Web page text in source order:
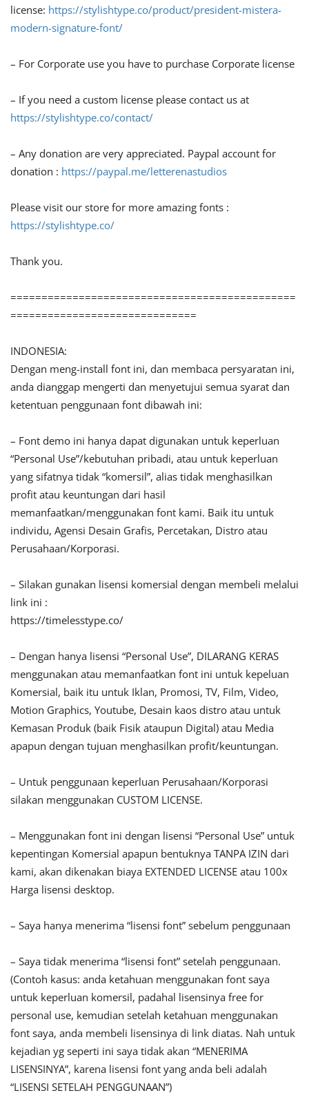
license: https://stylishtype.co/product/president-mistera-
modern-signature-font/
– For Corporate use you have to purchase Corporate license
– If you need a custom license please contact us at
https://stylishtype.co/contact/
– Any donation are very appreciated. Paypal account for
donation : https://paypal.me/letterenastudios
Please visit our store for more amazing fonts :
https://stylishtype.co/
Thank you.
==============================================
==============================
INDONESIA:
Dengan meng-install font ini, dan membaca persyaratan ini,
anda dianggap mengerti dan menyetujui semua syarat dan
ketentuan penggunaan font dibawah ini:
– Font demo ini hanya dapat digunakan untuk keperluan
“Personal Use”/kebutuhan pribadi, atau untuk keperluan
yang sifatnya tidak “komersil”, alias tidak menghasilkan
profit atau keuntungan dari hasil
memanfaatkan/menggunakan font kami. Baik itu untuk
individu, Agensi Desain Grafis, Percetakan, Distro atau
Perusahaan/Korporasi.
– Silakan gunakan lisensi komersial dengan membeli melalui
link ini :
https://timelesstype.co/
– Dengan hanya lisensi “Personal Use”, DILARANG KERAS
menggunakan atau memanfaatkan font ini untuk kepeluan
Komersial, baik itu untuk Iklan, Promosi, TV, Film, Video,
Motion Graphics, Youtube, Desain kaos distro atau untuk
Kemasan Produk (baik Fisik ataupun Digital) atau Media
apapun dengan tujuan menghasilkan profit/keuntungan.
– Untuk penggunaan keperluan Perusahaan/Korporasi
silakan menggunakan CUSTOM LICENSE.
– Menggunakan font ini dengan lisensi “Personal Use” untuk
kepentingan Komersial apapun bentuknya TANPA IZIN dari
kami, akan dikenakan biaya EXTENDED LICENSE atau 100x
Harga lisensi desktop.
– Saya hanya menerima “lisensi font” sebelum penggunaan
– Saya tidak menerima “lisensi font” setelah penggunaan.
(Contoh kasus: anda ketahuan menggunakan font saya
untuk keperluan komersil, padahal lisensinya free for
personal use, kemudian setelah ketahuan menggunakan
font saya, anda membeli lisensinya di link diatas. Nah untuk
kejadian yg seperti ini saya tidak akan “MENERIMA
LISENSINYA”, karena lisensi font yang anda beli adalah
“LISENSI SETELAH PENGGUNAAN”)